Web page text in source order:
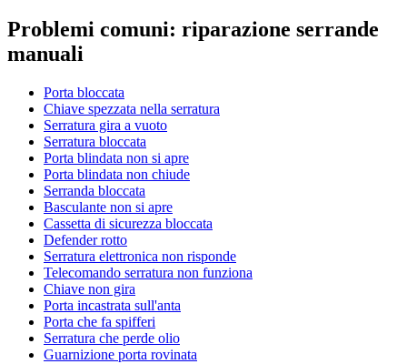
Problemi comuni: riparazione serrande
manuali
Porta bloccata
Chiave spezzata nella serratura
Serratura gira a vuoto
Serratura bloccata
Porta blindata non si apre
Porta blindata non chiude
Serranda bloccata
Basculante non si apre
Cassetta di sicurezza bloccata
Defender rotto
Serratura elettronica non risponde
Telecomando serratura non funziona
Chiave non gira
Porta incastrata sull'anta
Porta che fa spifferi
Serratura che perde olio
Guarnizione porta rovinata